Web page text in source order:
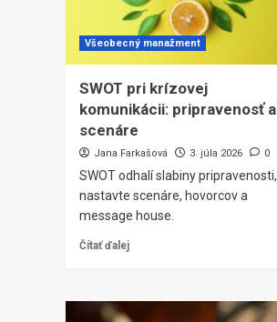
Všeobecný manažment
SWOT pri krízovej
komunikácii: pripravenosť a
scenáre
Jana Farkašová 3. júla 2026 0
SWOT odhalí slabiny pripravenosti,
nastavte scenáre, hovorcov a
message house.
Čítať ďalej